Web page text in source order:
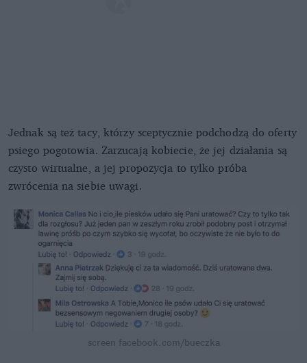
Jednak są też tacy, którzy sceptycznie podchodzą do oferty
psiego pogotowia. Zarzucają kobiecie, że jej działania są
czysto wirtualne, a jej propozycja to tylko próba
zwrócenia na siebie uwagi.
screen facebook.com/bueczka